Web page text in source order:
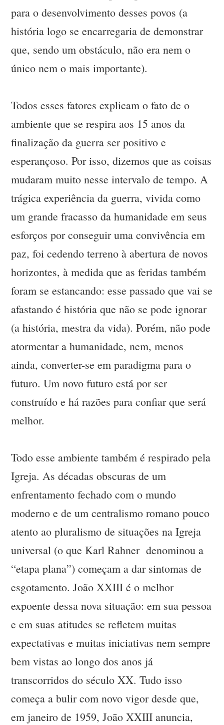
para o desenvolvimento desses povos (a
história logo se encarregaria de demonstrar
que, sendo um obstáculo, não era nem o
único nem o mais importante).
Todos esses fatores explicam o fato de o
ambiente que se respira aos 15 anos da
finalização da guerra ser positivo e
esperançoso. Por isso, dizemos que as coisas
mudaram muito nesse intervalo de tempo. A
trágica experiência da guerra, vivida como
um grande fracasso da humanidade em seus
esforços por conseguir uma convivência em
paz, foi cedendo terreno à abertura de novos
horizontes, à medida que as feridas também
foram se estancando: esse passado que vai se
afastando é história que não se pode ignorar
(a história, mestra da vida). Porém, não pode
atormentar a humanidade, nem, menos
ainda, converter-se em paradigma para o
futuro. Um novo futuro está por ser
construído e há razões para confiar que será
melhor.
Todo esse ambiente também é respirado pela
Igreja. As décadas obscuras de um
enfrentamento fechado com o mundo
moderno e de um centralismo romano pouco
atento ao pluralismo de situações na Igreja
universal (o que Karl Rahner denominou a
“etapa plana”) começam a dar sintomas de
esgotamento. João XXIII é o melhor
expoente dessa nova situação: em sua pessoa
e em suas atitudes se refletem muitas
expectativas e muitas iniciativas nem sempre
bem vistas ao longo dos anos já
transcorridos do século XX. Tudo isso
começa a bulir com novo vigor desde que,
em janeiro de 1959, João XXIII anuncia,